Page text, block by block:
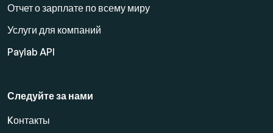
Отчет о зарплате по всему миру
Услуги для компаний
Paylab API
Следуйте за нами
Kонтакты